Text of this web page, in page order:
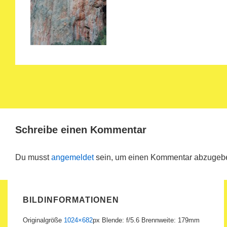
Schreibe einen Kommentar
Du musstangemeldetsein, um einen Kommentar
BILDINFORMATIONEN
Originalgröße 1024×682px Blende: f/5.6 Brennweite: 179mm